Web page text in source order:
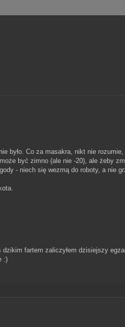
było. Co za masakra, nikt nie
być zimno (ale nie -20), ale żeby
- niech się wezmą do roboty, a nie
fartem zaliczyłem dzisiejszy
:)